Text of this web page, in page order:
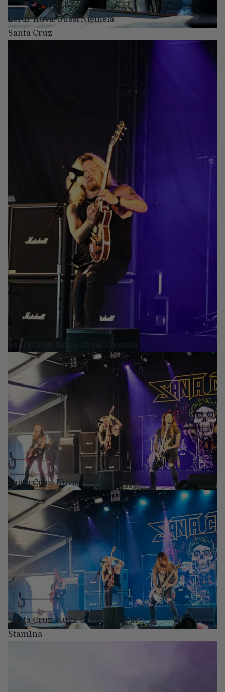
Lordi. Kuva: Jussi Niemelä
Santa Cruz
Santa Cruz. Kuva: Jussi Niemelä
Santa Cruz. Kuva: Jussi Niemelä
Santa Cruz. Kuva: Jussi Niemelä
Stam1na